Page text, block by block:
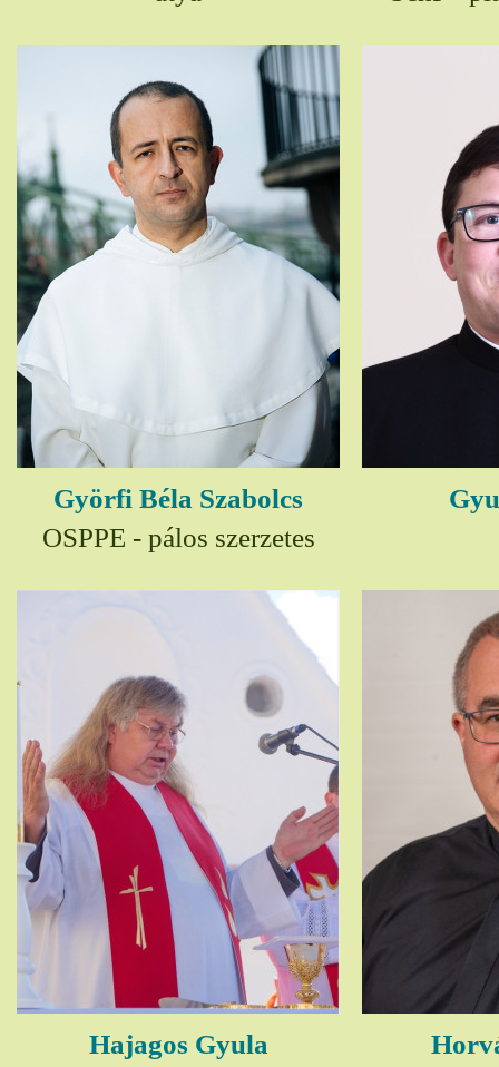
Györfi Béla Szabolcs
OSPPE - pálos szerzetes
Hajagos Gyula